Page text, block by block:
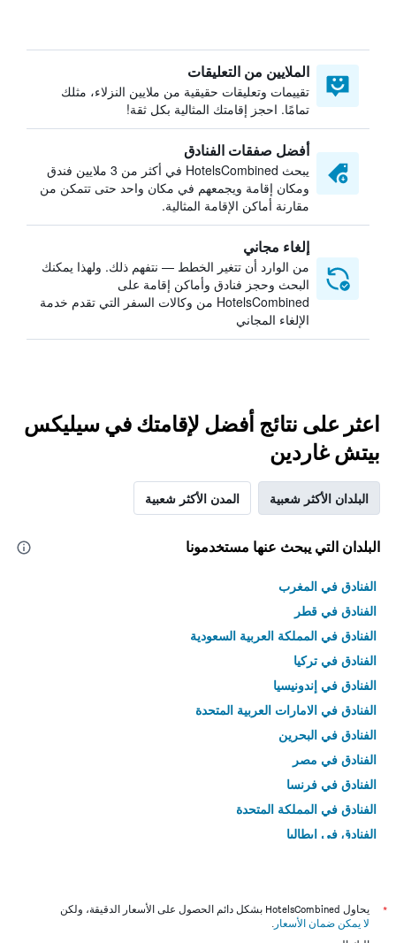
الملايين من التعليقات
تقييمات وتعليقات حقيقية من ملايين النزلاء، مثلك
تمامًا. احجز إقامتك المثالية بكل ثقة!
أفضل صفقات الفنادق
يبحث HotelsCombined في أكثر من 3 ملايين فندق
ومكان إقامة ويجمعهم في مكان واحد حتى تتمكن من
مقارنة أماكن الإقامة المثالية.
إلغاء مجاني
من الوارد أن تتغير الخطط — نتفهم ذلك. ولهذا يمكنك
البحث وحجز فنادق وأماكن إقامة على
HotelsCombined من وكالات السفر التي تقدم خدمة
الإلغاء المجاني
اعثر على نتائج أفضل لإقامتك في سيليكس
بيتش غاردين
البلدان الأكثر شعبية المدن الأكثر شعبية
البلدان التي يبحث عنها مستخدمونا
الفنادق في المغرب
الفنادق في قطر
الفنادق في المملكة العربية السعودية
الفنادق في تركيا
الفنادق في إندونيسيا
الفنادق في الامارات العربية المتحدة
الفنادق في البحرين
الفنادق في مصر
الفنادق في فرنسا
الفنادق في المملكة المتحدة
الفنادق في إيطاليا
*
يحاول HotelsCombined بشكل دائم الحصول على الأسعار الدقيقة، ولكن
لا يمكن ضمان الأسعار .